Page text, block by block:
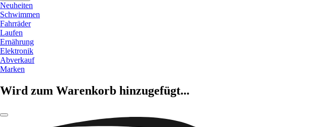
Neuheiten
Schwimmen
Fahrräder
Laufen
Ernährung
Elektronik
Abverkauf
Marken
Wird zum Warenkorb hinzugefügt...